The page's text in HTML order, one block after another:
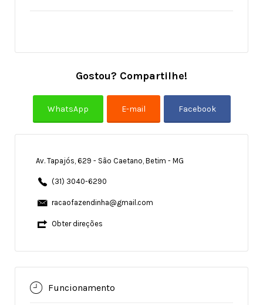
Gostou? Compartilhe!
Av. Tapajós, 629 - São Caetano, Betim - MG
(31) 3040-6290
racaofazendinha@gmail.com
Obter direções
Funcionamento